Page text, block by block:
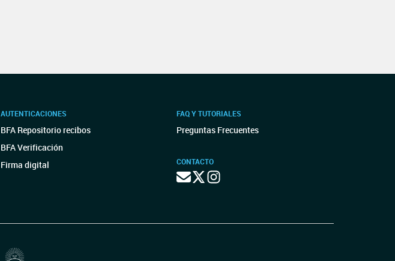
AUTENTICACIONES
BFA Repositorio recibos
BFA Verificación
Firma digital
FAQ Y TUTORIALES
Preguntas Frecuentes
CONTACTO